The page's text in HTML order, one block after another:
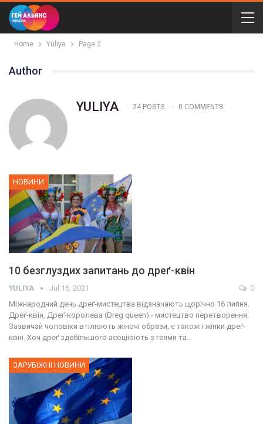
Home Yuliya Page 2
Author
YULIYA 24 POSTS 0 COMMENTS
НОВИНИ
10 безглуздих запитань до дреґ-квін
YULIYA Jul 16, 2021
0
Міжнародний день дреґ-мистецтва відзначають щорічно 16 липня.
Дреґ-квін, Дреґ-королева (Dreg queen) - мистецтво перетворення.
Зазвичай чоловіки втілюють жіночі образи, є також і жінки дреґ-
квін. Хоч дреґ здебільшого асоціюють з геями та…
ЗАРУБІЖНІ НОВИНИ